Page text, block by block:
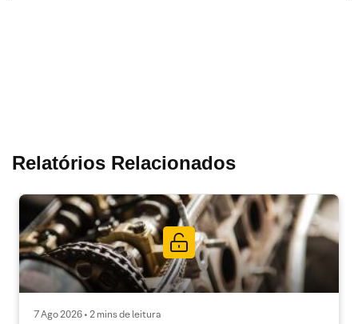
Relatórios Relacionados
7 Ago 2026 • 2 mins de leitura